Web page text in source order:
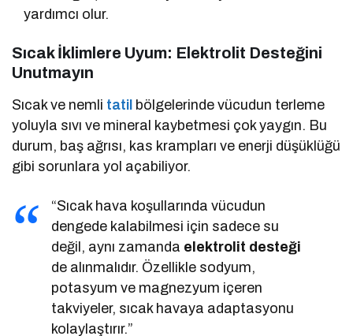
yardımcı olur.
Sıcak İklimlere Uyum: Elektrolit Desteğini
Unutmayın
Sıcak ve nemli tatil bölgelerinde vücudun terleme
yoluyla sıvı ve mineral kaybetmesi çok yaygın. Bu
durum, baş ağrısı, kas krampları ve enerji düşüklüğü
gibi sorunlara yol açabiliyor.
“Sıcak hava koşullarında vücudun
dengede kalabilmesi için sadece su
değil, aynı zamanda elektrolit desteği
de alınmalıdır. Özellikle sodyum,
potasyum ve magnezyum içeren
takviyeler, sıcak havaya adaptasyonu
kolaylaştırır.”